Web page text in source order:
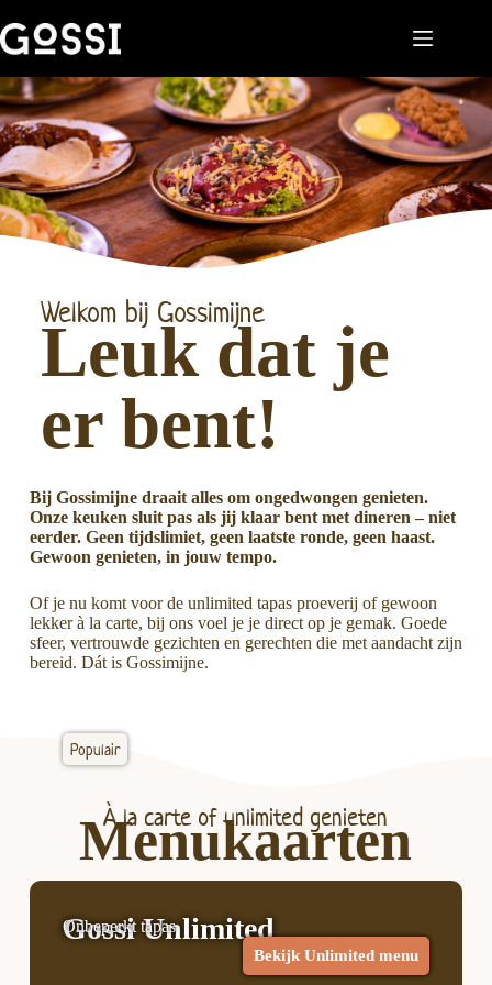
Welkom bij Gossimijne
Leuk dat je
er bent!
Bij Gossimijne draait alles om ongedwongen genieten.
Onze keuken sluit pas als jij klaar bent met dineren – niet
eerder. Geen tijdslimiet, geen laatste ronde, geen haast.
Gewoon genieten, in jouw tempo.
Of je nu komt voor de unlimited tapas proeverij of gewoon
lekker à la carte, bij ons voel je je direct op je gemak. Goede
sfeer, vertrouwde gezichten en gerechten die met aandacht zijn
bereid. Dát is Gossimijne.
À la carte of unlimited genieten
Menukaarten
Gossi Unlimited
Onbeperkt tapas
Bekijk Unlimited menu
Populair